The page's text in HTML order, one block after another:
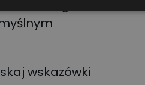
trafnego
wskazówki